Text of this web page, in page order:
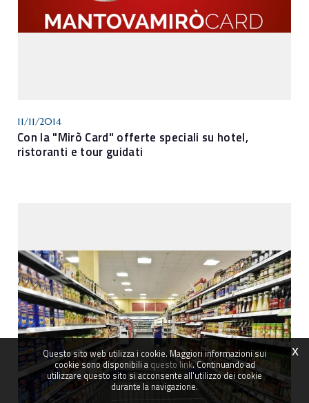
11/11/2014
Con la "Mirò Card" offerte speciali su hotel,
ristoranti e tour guidati
x
Questo sito web utilizza i cookie. Maggiori informazioni sui
cookie sono disponibili a questo link. Continuando ad
utilizzare questo sito si acconsente all'utilizzo dei cookie
durante la navigazione.